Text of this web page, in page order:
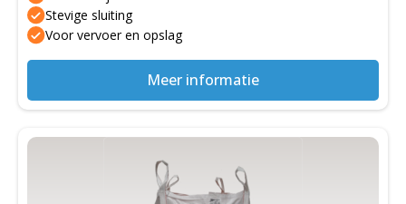
Stevige sluiting
Voor vervoer en opslag
Meer informatie
de
productpagina
Dit